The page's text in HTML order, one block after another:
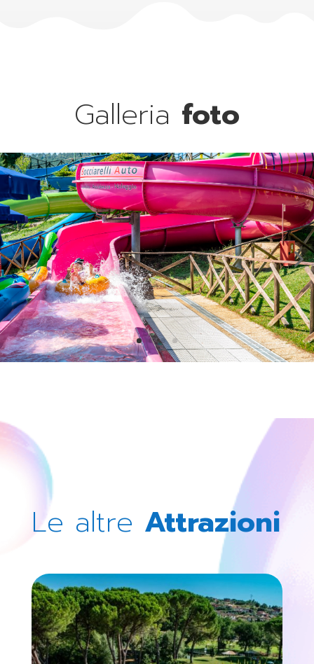
Galleria foto
Le altre Attrazioni